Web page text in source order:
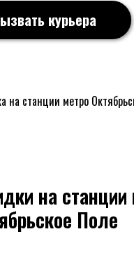
курьера
на станции метро
на станции
Поле